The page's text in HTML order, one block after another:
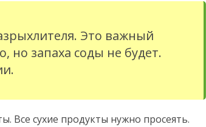
Это важный
но запаха соды не будет.
Все сухие продукты нужно просеять.